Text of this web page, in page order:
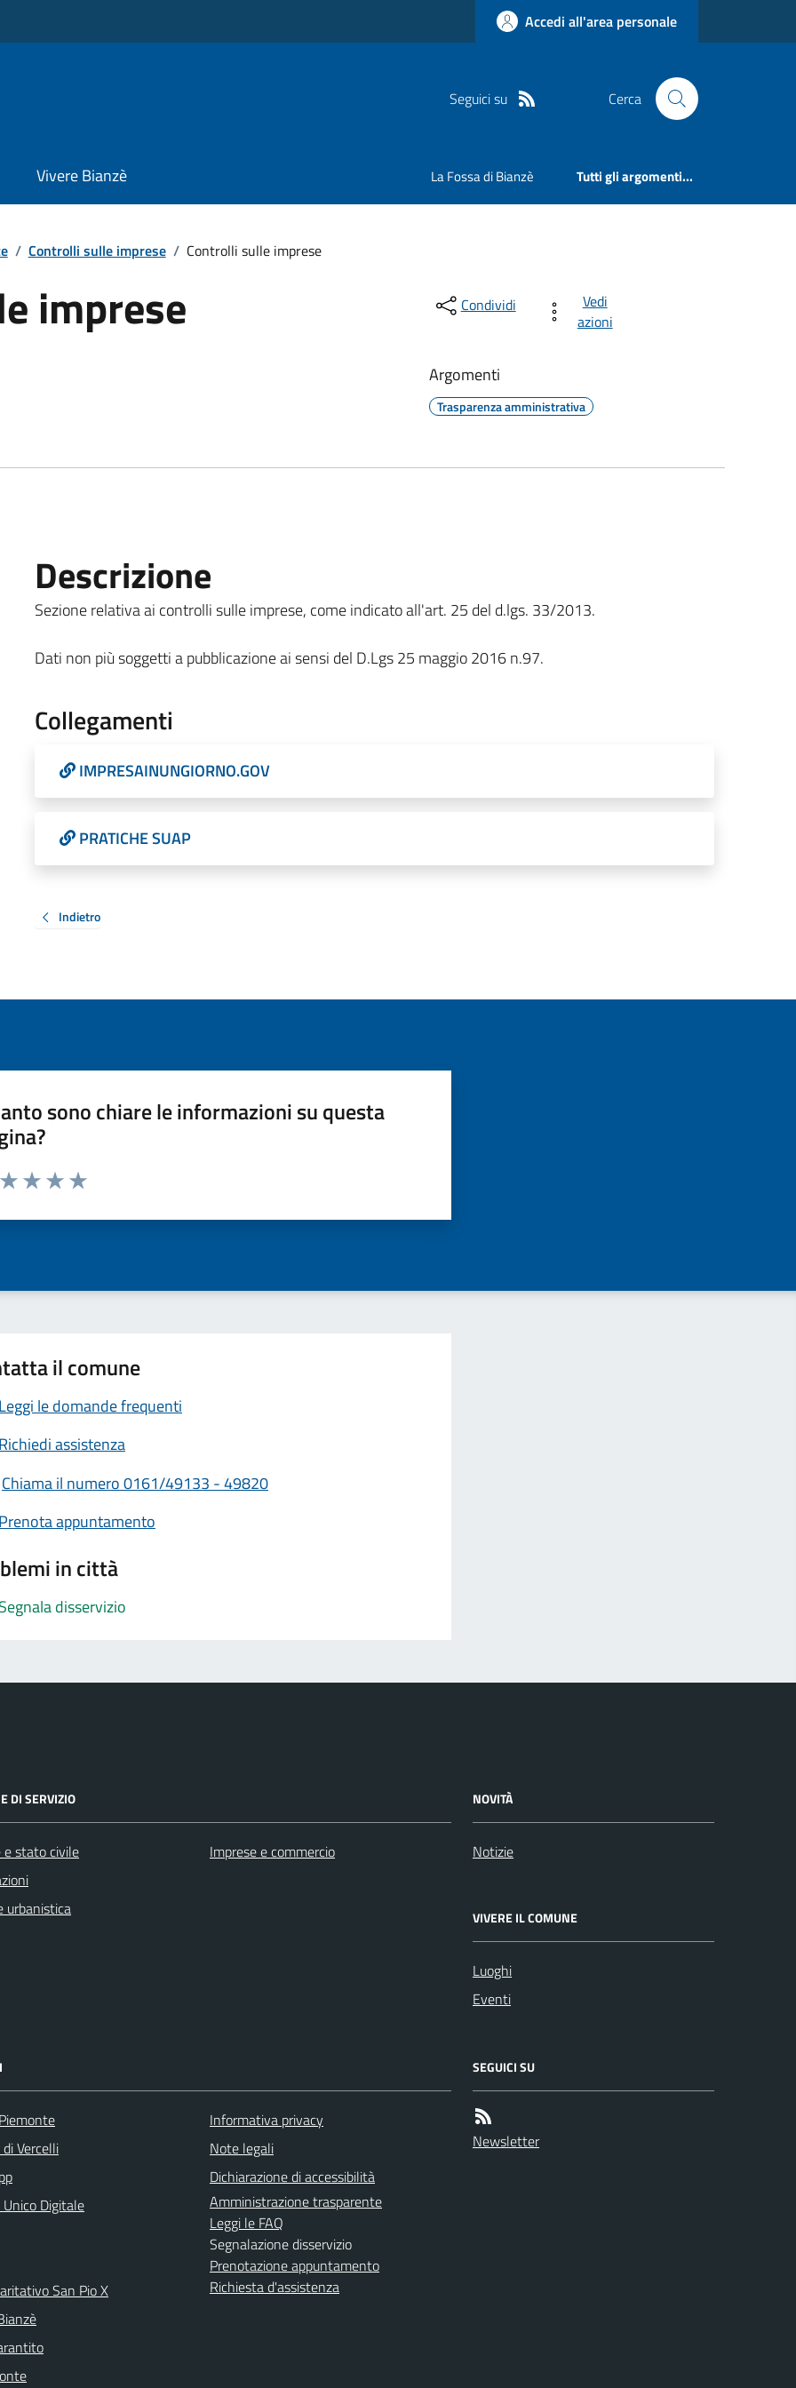
Accedi all'area personale
Seguici su Cerca
Vivere Bianzè La Fossa di Bianzè Tutti gli argomenti...
/ Controlli sulle imprese / Controlli sulle imprese
imprese Condividi
Vedi
azioni
Argomenti
Trasparenza amministrativa
Descrizione
Sezione relativa ai controlli sulle imprese, come indicato all'art. 25 del d.lgs. 33/2013.
Dati non più soggetti a pubblicazione ai sensi del D.Lgs 25 maggio 2016 n.97.
Collegamenti
IMPRESAINUNGIORNO.GOV
PRATICHE SUAP
Indietro
sono chiare le informazioni su questa
da 1 a 5 stelle la pagina
il comune
Leggi le domande frequenti
Richiedi assistenza
Chiama il numero 0161/49133 - 49820
Prenota appuntamento
in città
Segnala disservizio
DI SERVIZIO
e stato civile
urbanistica
Imprese e commercio
NOVITÀ
Notizie
VIVERE IL COMUNE
Luoghi
Eventi
Vercelli
Digitale
San Pio X
Informativa privacy
Note legali
Dichiarazione di accessibilità
Amministrazione trasparente
Leggi le FAQ
Segnalazione disservizio
Prenotazione appuntamento
Richiesta d'assistenza
SEGUICI SU
Newsletter